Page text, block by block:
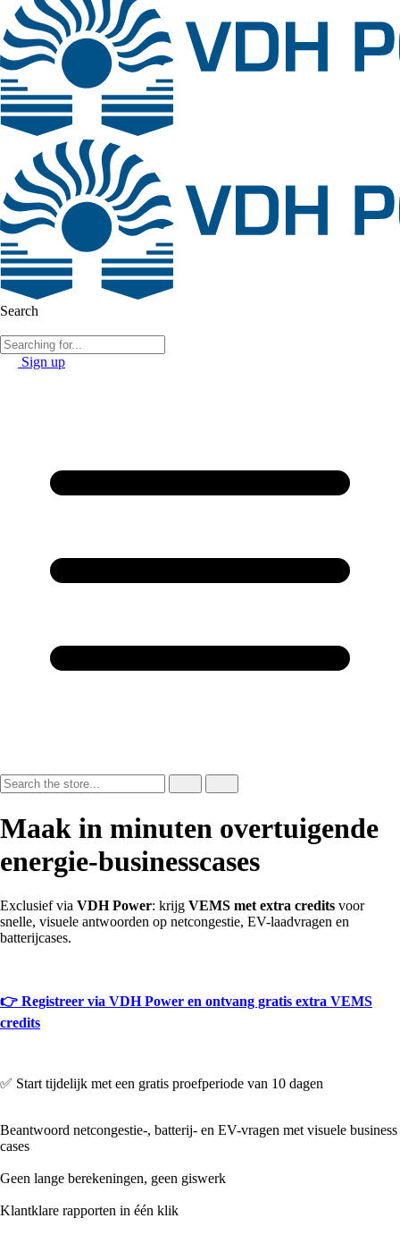
Search
Sign up
Maak in minuten overtuigende
energie-businesscases
Exclusief via VDH Power: krijg VEMS met extra credits voor
snelle, visuele antwoorden op netcongestie, EV-laadvragen en
batterijcases.
👉 Registreer via VDH Power en ontvang gratis extra VEMS
credits
✅ Start tijdelijk met een gratis proefperiode van 10 dagen
Beantwoord netcongestie-, batterij- en EV-vragen met visuele business
cases
Geen lange berekeningen, geen giswerk
Klantklare rapporten in één klik